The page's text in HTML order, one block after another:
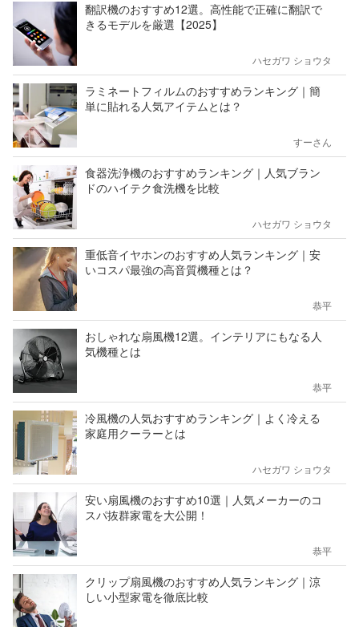
翻訳機のおすすめ12選。高性能で正確に翻訳で
きるモデルを厳選【2025】
ハセガワ ショウタ
ラミネートフィルムのおすすめランキング｜簡
単に貼れる人気アイテムとは？
すーさん
食器洗浄機のおすすめランキング｜人気ブラン
ドのハイテク食洗機を比較
ハセガワ ショウタ
重低音イヤホンのおすすめ人気ランキング｜安
いコスパ最強の高音質機種とは？
恭平
おしゃれな扇風機12選。インテリアにもなる人
気機種とは
恭平
冷風機の人気おすすめランキング｜よく冷える
家庭用クーラーとは
ハセガワ ショウタ
安い扇風機のおすすめ10選｜人気メーカーのコ
スパ抜群家電を大公開！
恭平
クリップ扇風機のおすすめ人気ランキング｜涼
しい小型家電を徹底比較